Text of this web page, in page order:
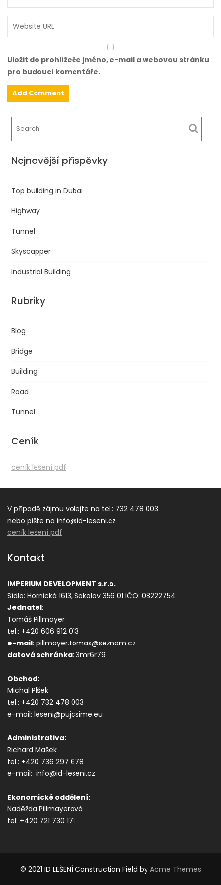
ě
v
e
Uložit do prohlížeče jméno, e-mail a webovou stránku
pro budoucí komentáře.
Nejnovější příspěvky
Top building in Dubai
Highway
Tunnel
Skyscapper
Industrial Building
Rubriky
Blog
Bridge
Building
Road
Tunnel
Ceník
ceník lešení pdf
V případě zájmu volejte na tel.: 732 478 003
nebo pište na info@id-leseni.cz
ceník lešení pdf
Kontakt
IMPERIUM DEVELOPMENT s.r.o.
Sídlo: Hornická 1613, Sokolov 356 01 IČO: 08222754
Jednatel:
Tomáš Pillmayer
tel.: +420 606 912 013
e-mail: pillmayer.tomas@seznam.cz
datová schránka: 3mr6r79
Obchod:
Michal Plšek
tel.: +420 732 478 003
e-mail: leseni@pujcsime.eu
Administrativa:
Richard Mašek
tel.: +420 736 297 678
e-mail: info@id-leseni.cz
Ekonomické oddělení:
Naděžda Pillmayerová
tel: +420 721 730 171
© 2021 ID LEŠENÍ Construction Field by Acme Themes